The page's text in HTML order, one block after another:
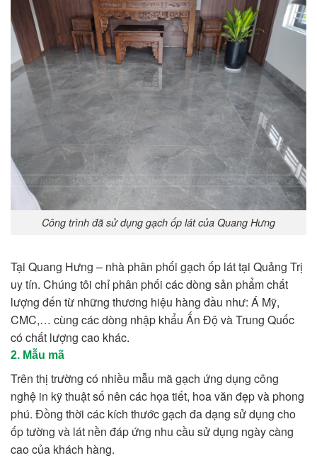
Công trình đã sử dụng gạch ốp lát của Quang Hưng
Tại Quang Hưng – nhà phân phối gạch ốp lát tại Quảng Trị
uy tín. Chúng tôi chỉ phân phối các dòng sản phẩm chất
lượng đến từ những thương hiệu hàng đầu như: Á Mỹ,
CMC,… cùng các dòng nhập khẩu Ấn Độ và Trung Quốc
có chất lượng cao khác.
2. Mẫu mã
Trên thị trường có nhiều mẫu mã gạch ứng dụng công
nghệ in kỹ thuật số nên các họa tiết, hoa văn đẹp và phong
phú. Đồng thời các kích thước gạch đa dạng sử dụng cho
ốp tường và lát nền đáp ứng nhu cầu sử dụng ngày càng
cao của khách hàng.